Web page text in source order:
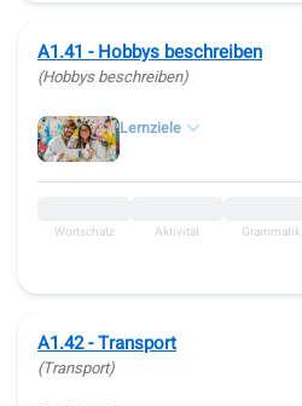
A1.41 - Hobbys beschreiben
(Hobbys beschreiben)
Lernziele
Wortschatz Aktivität Grammatik
A1.42 - Transport
(Transport)